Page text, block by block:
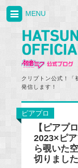
クリプトン公式！「
発信します！
MENU
ピアプロ
【ピアプ
2023×ピ
ら覗いた
切りました